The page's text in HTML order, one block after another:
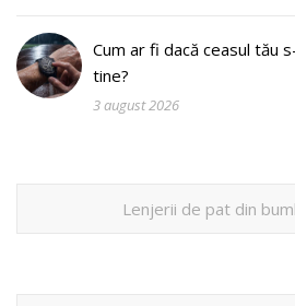
Cum ar fi dacă ceasul tău
tine?
3 august 2026
Lenjerii de pat din